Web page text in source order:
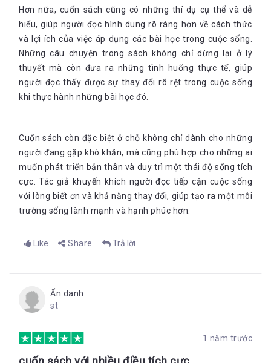
Hơn nữa, cuốn sách cũng có những thí dụ cụ thể và dễ
hiểu, giúp người đọc hình dung rõ ràng hơn về cách thức
và lợi ích của việc áp dụng các bài học trong cuộc sống.
Những câu chuyện trong sách không chỉ dừng lại ở lý
thuyết mà còn đưa ra những tình huống thực tế, giúp
người đọc thấy được sự thay đổi rõ rệt trong cuộc sống
khi thực hành những bài học đó.
Cuốn sách còn đặc biệt ở chỗ không chỉ dành cho những
người đang gặp khó khăn, mà cũng phù hợp cho những ai
muốn phát triển bản thân và duy trì một thái độ sống tích
cực. Tác giả khuyến khích người đọc tiếp cận cuộc sống
với lòng biết ơn và khả năng thay đổi, giúp tạo ra một môi
trường sống lành mạnh và hạnh phúc hơn.
Like Share Trả lời
Ẩn danh
st
1 năm trước